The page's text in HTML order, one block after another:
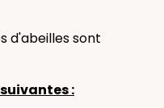
d'abeilles sont
: